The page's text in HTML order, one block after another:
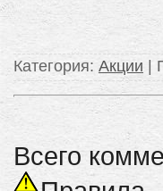
Категория: Акции
Всего